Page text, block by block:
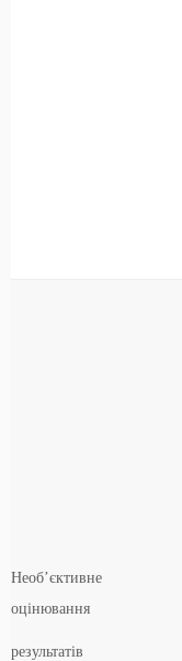
Необ’єктивне
оцінювання
результатів